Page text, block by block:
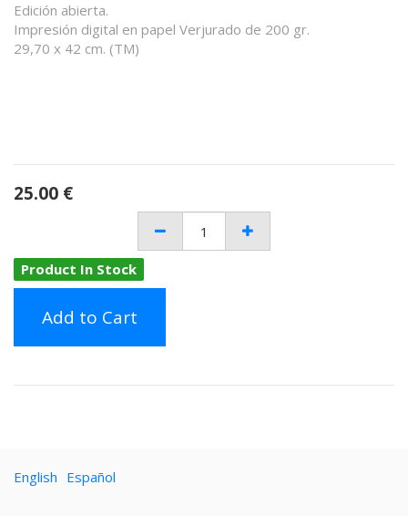
Edición abierta.
Impresión digital en papel Verjurado de 200 gr.
29,70 x 42 cm. (TM)
25.00 €
Product In Stock
Add to Cart
English Español